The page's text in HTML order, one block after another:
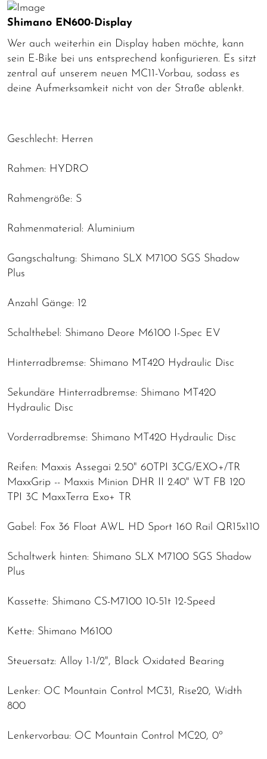
Shimano EN600-Display
Wer auch weiterhin ein Display haben möchte, kann
sein E-Bike bei uns entsprechend konfigurieren. Es sitzt
zentral auf unserem neuen MC11-Vorbau, sodass es
deine Aufmerksamkeit nicht von der Straße ablenkt.
Geschlecht: Herren
Rahmen: HYDRO
Rahmengröße: S
Rahmenmaterial: Aluminium
Gangschaltung: Shimano SLX M7100 SGS Shadow
Plus
Anzahl Gänge: 12
Schalthebel: Shimano Deore M6100 I-Spec EV
Hinterradbremse: Shimano MT420 Hydraulic Disc
Sekundäre Hinterradbremse: Shimano MT420
Hydraulic Disc
Vorderradbremse: Shimano MT420 Hydraulic Disc
Reifen: Maxxis Assegai 2.50" 60TPI 3CG/EXO+/TR
MaxxGrip -- Maxxis Minion DHR II 2.40" WT FB 120
TPI 3C MaxxTerra Exo+ TR
Gabel: Fox 36 Float AWL HD Sport 160 Rail QR15x110
Schaltwerk hinten: Shimano SLX M7100 SGS Shadow
Plus
Kassette: Shimano CS-M7100 10-51t 12-Speed
Kette: Shimano M6100
Steuersatz: Alloy 1-1/2", Black Oxidated Bearing
Lenker: OC Mountain Control MC31, Rise20, Width
800
Lenkervorbau: OC Mountain Control MC20, 0º